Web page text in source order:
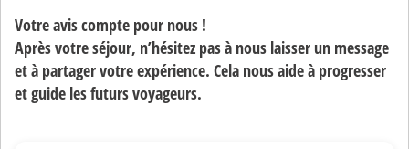
Votre avis compte pour nous !
Après votre séjour, n’hésitez pas à nous laisser un message
et à partager votre expérience. Cela nous aide à progresser
et guide les futurs voyageurs.